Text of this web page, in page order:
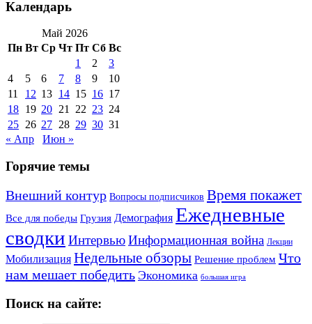
Календарь
Май 2026
Пн Вт Ср Чт Пт Сб Вс
1
2
3
4
5 6 7 8 9
10
11
12 13 14 15 16 17
18 19 20 21 22 23 24
25 26 27 28 29 30 31
« Апр
Июн »
Горячие темы
Внешний контур Вопросы подписчиков Время покажет
Все для победы Грузия Демография Ежедневные
сводки Интервью Информационная война Лекции
Мобилизация Недельные обзоры Решение проблем Что
нам мешает победить Экономика большая игра
Поиск на сайте: